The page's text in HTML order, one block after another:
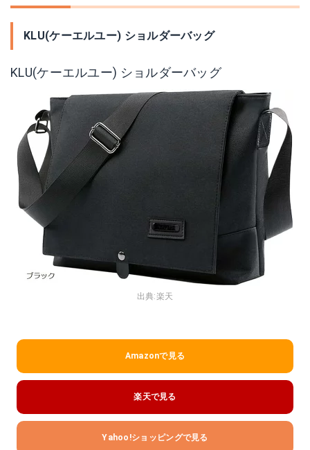
KLU(ケーエルユー) ショルダーバッグ
KLU(ケーエルユー) ショルダーバッグ
出典:楽天
Amazonで見る
楽天で見る
Yahoo!ショッピングで見る